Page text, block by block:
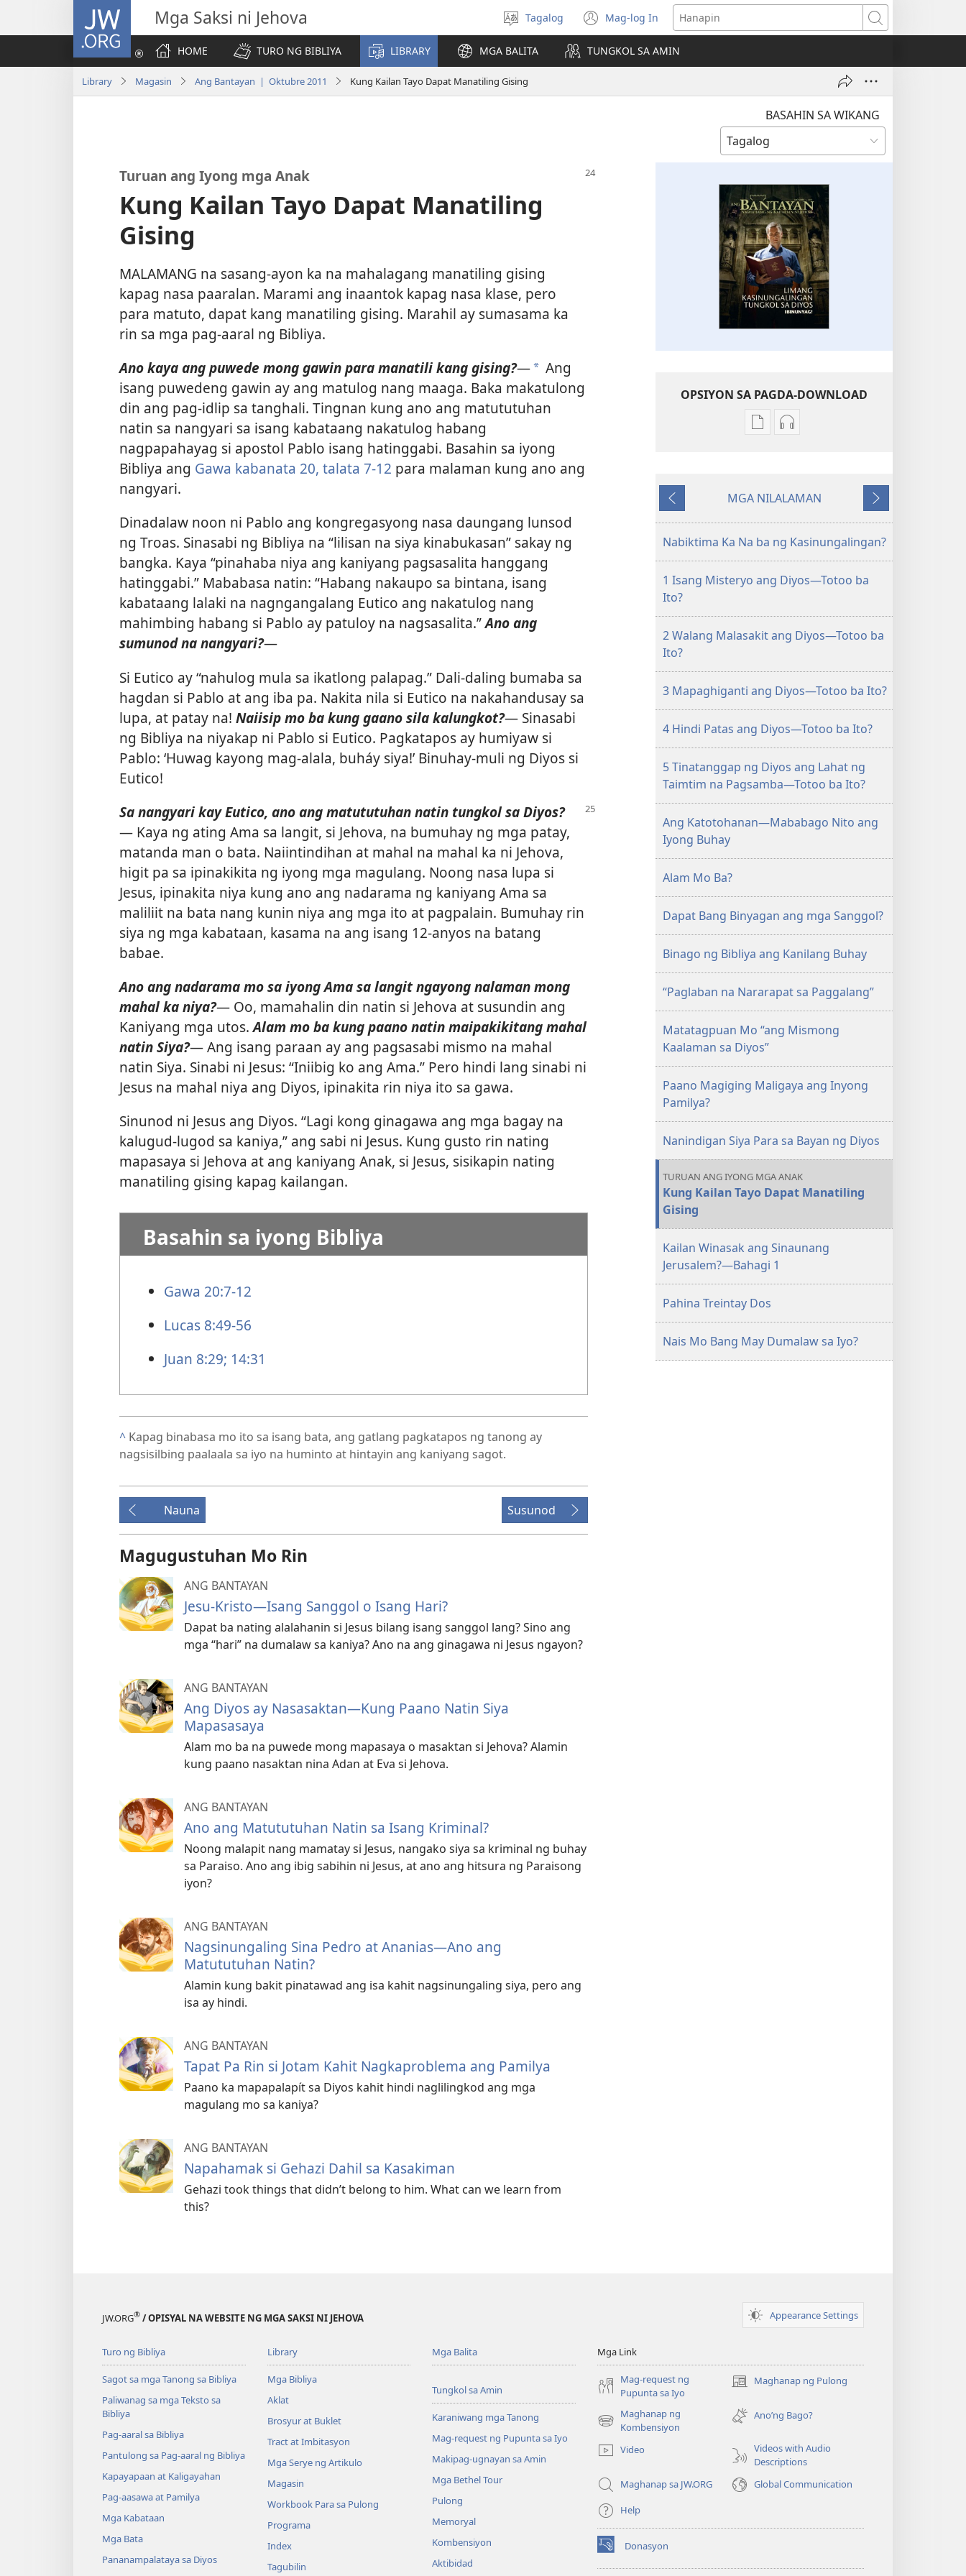
JW.ORG Mga Saksi ni Jehova
Pumili
ng
wika
Tagalog Mag-log In
(may
bubukas
na
bagong
Hanapin
HOME
TURO NG BIBLIYA LIBRARY MGA BALITA TUNGKOL SA AMIN
Library Magasin Ang Bantayan | Oktubre 2011 Kung Kailan Tayo Dapat Manatiling Gising
BASAHIN SA WIKANG
Turuan ang Iyong mga Anak
Kung Kailan Tayo Dapat Manatiling
Gising
MALAMANG na sasang-ayon ka na mahalagang manatiling gising
kapag nasa paaralan. Marami ang inaantok kapag nasa klase, pero
para matuto, dapat kang manatiling gising. Marahil ay sumasama ka
rin sa mga pag-aaral ng Bibliya.
Ano kaya ang puwede mong gawin para manatili kang gising?​—* Ang
isang puwedeng gawin ay ang matulog nang maaga. Baka makatulong
din ang pag-idlip sa tanghali. Tingnan kung ano ang matututuhan
natin sa nangyari sa isang kabataang nakatulog habang
nagpapahayag si apostol Pablo isang hatinggabi. Basahin sa iyong
Bibliya ang Gawa kabanata 20, talata 7-12 para malaman kung ano ang
nangyari.
Dinadalaw noon ni Pablo ang kongregasyong nasa daungang lunsod
ng Troas. Sinasabi ng Bibliya na “lilisan na siya kinabukasan” sakay ng
bangka. Kaya “pinahaba niya ang kaniyang pagsasalita hanggang
hatinggabi.” Mababasa natin: “Habang nakaupo sa bintana, isang
kabataang lalaki na nagngangalang Eutico ang nakatulog nang
mahimbing habang si Pablo ay patuloy na nagsasalita.”Ano ang
sumunod na nangyari?​—
Si Eutico ay “nahulog mula sa ikatlong palapag.” Dali-daling bumaba sa
hagdan si Pablo at ang iba pa. Nakita nila si Eutico na nakahandusay sa
lupa, at patay na! Naiisip mo ba kung gaano sila kalungkot?​— Sinasabi
ng Bibliya na niyakap ni Pablo si Eutico. Pagkatapos ay humiyaw si
Pablo: ‘Huwag kayong mag-alala, buháy siya!’ Binuhay-muli ng Diyos si
Eutico!
Sa nangyari kay Eutico, ano ang matututuhan natin tungkol sa Diyos?​
— Kaya ng ating Ama sa langit, si Jehova, na bumuhay ng mga patay,
matanda man o bata. Naiintindihan at mahal na mahal ka ni Jehova,
higit pa sa ipinakikita ng iyong mga magulang. Noong nasa lupa si
Jesus, ipinakita niya kung ano ang nadarama ng kaniyang Ama sa
maliliit na bata nang kunin niya ang mga ito at pagpalain. Bumuhay rin
siya ng mga kabataan, kasama na ang isang 12-anyos na batang
babae.
Ano ang nadarama mo sa iyong Ama sa langit ngayong nalaman mong
mahal ka niya?​— Oo, mamahalin din natin si Jehova at susundin ang
Kaniyang mga utos.Alam mo ba kung paano natin maipakikitang mahal
natin Siya?​— Ang isang paraan ay ang pagsasabi mismo na mahal
natin Siya. Sinabi ni Jesus: “Iniibig ko ang Ama.” Pero hindi lang sinabi ni
Jesus na mahal niya ang Diyos, ipinakita rin niya ito sa gawa.
Sinunod ni Jesus ang Diyos. “Lagi kong ginagawa ang mga bagay na
kalugud-lugod sa kaniya,” ang sabi ni Jesus. Kung gusto rin nating
mapasaya si Jehova at ang kaniyang Anak, si Jesus, sisikapin nating
manatiling gising kapag kailangan.
Basahin sa iyong Bibliya
Gawa 20:7-12
Lucas 8:49-56
Juan 8:29; 14:31
^ Kapag binabasa mo ito sa isang bata, ang gatlang pagkatapos ng tanong ay
nagsisilbing paalaala sa iyo na huminto at hintayin ang kaniyang sagot.
Nauna Susunod
Magugustuhan Mo Rin
ANG BANTAYAN
Jesu-Kristo—Isang Sanggol o Isang Hari?
Dapat ba nating alalahanin si Jesus bilang isang sanggol lang? Sino ang
mga “hari” na dumalaw sa kaniya? Ano na ang ginagawa ni Jesus ngayon?
ANG BANTAYAN
Ang Diyos ay Nasasaktan—Kung Paano Natin Siya
Mapasasaya
Alam mo ba na puwede mong mapasaya o masaktan si Jehova? Alamin
kung paano nasaktan nina Adan at Eva si Jehova.
ANG BANTAYAN
Ano ang Matututuhan Natin sa Isang Kriminal?
Noong malapit nang mamatay si Jesus, nangako siya sa kriminal ng buhay
sa Paraiso. Ano ang ibig sabihin ni Jesus, at ano ang hitsura ng Paraisong
iyon?
ANG BANTAYAN
Nagsinungaling Sina Pedro at Ananias—Ano ang
Matututuhan Natin?
Alamin kung bakit pinatawad ang isa kahit nagsinungaling siya, pero ang
isa ay hindi.
ANG BANTAYAN
Tapat Pa Rin si Jotam Kahit Nagkaproblema ang Pamilya
Paano ka mapapalapít sa Diyos kahit hindi naglilingkod ang mga
magulang mo sa kaniya?
ANG BANTAYAN
Napahamak si Gehazi Dahil sa Kasakiman
Gehazi took things that didn’t belong to him. What can we learn from
this?
OPSIYON SA PAGDA-DOWNLOAD
Opsiyon
ng
ANG
BANTAYAN
Opsiyon
ng
ANG
BANTAYAN
Nauna
MGA NILALAMAN
Susunod
Nabiktima Ka Na ba ng Kasinungalingan?
1 Isang Misteryo ang Diyos—Totoo ba
Ito?
2 Walang Malasakit ang Diyos—Totoo ba
Ito?
3 Mapaghiganti ang Diyos—Totoo ba Ito?
4 Hindi Patas ang Diyos—Totoo ba Ito?
5 Tinatanggap ng Diyos ang Lahat ng
Taimtim na Pagsamba—Totoo ba Ito?
Ang Katotohanan—Mababago Nito ang
Iyong Buhay
Alam Mo Ba?
Dapat Bang Binyagan ang mga Sanggol?
Binago ng Bibliya ang Kanilang Buhay
“Paglaban na Nararapat sa Paggalang”
Matatagpuan Mo “ang Mismong
Kaalaman sa Diyos”
Paano Magiging Maligaya ang Inyong
Pamilya?
Nanindigan Siya Para sa Bayan ng Diyos
TURUAN ANG IYONG MGA ANAK
Kung Kailan Tayo Dapat Manatiling
Gising
Kailan Winasak ang Sinaunang
Jerusalem?—Bahagi 1
Pahina Treintay Dos
Nais Mo Bang May Dumalaw sa Iyo?
JW.ORG® / OPISYAL NA WEBSITE NG MGA SAKSI NI JEHOVA Appearance Settings
Turo ng Bibliya
Sagot sa mga Tanong sa Bibliya
Paliwanag sa mga Teksto sa
Bibliya
Pag-aaral sa Bibliya
Pantulong sa Pag-aaral ng Bibliya
Kapayapaan at Kaligayahan
Pag-aasawa at Pamilya
Mga Kabataan
Mga Bata
Pananampalataya sa Diyos
Library
Mga Bibliya
Aklat
Brosyur at Buklet
Tract at Imbitasyon
Mga Serye ng Artikulo
Magasin
Workbook Para sa Pulong
Programa
Index
Tagubilin
Mga Balita
Tungkol sa Amin
Karaniwang mga Tanong
Mag-request ng Pupunta sa Iyo
Makipag-ugnayan sa Amin
Mga Bethel Tour
Pulong
Memoryal
Kombensiyon
Aktibidad
Mga Link
Mag-request ng
Pupunta sa Iyo
Maghanap ng Pulong
(may
na
bagong
window)
Maghanap ng
Kombensiyon
(may
na
window)
Ano’ng Bago?
Video
Videos with Audio
Descriptions
Maghanap sa JW.ORG
Global Communication
Help
Donasyon
(may
bubukas